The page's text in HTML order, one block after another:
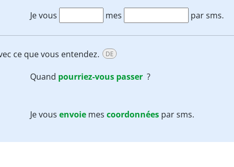
Je vous mes par sms.
ce que vous entendez. DE
Quand pourriez-vous passer ?
Je vousenvoie mescoordonnées par sms.